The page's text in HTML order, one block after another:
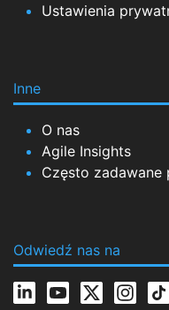
Ustawienia
Inne
O nas
Agile Insights
Często zadawane
Odwiedź nas na